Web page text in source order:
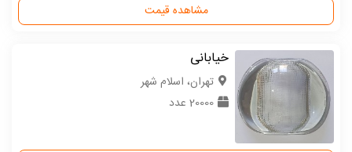
مشاهده قیمت
خیابانی
تهران، اسلام شهر
20000 عدد